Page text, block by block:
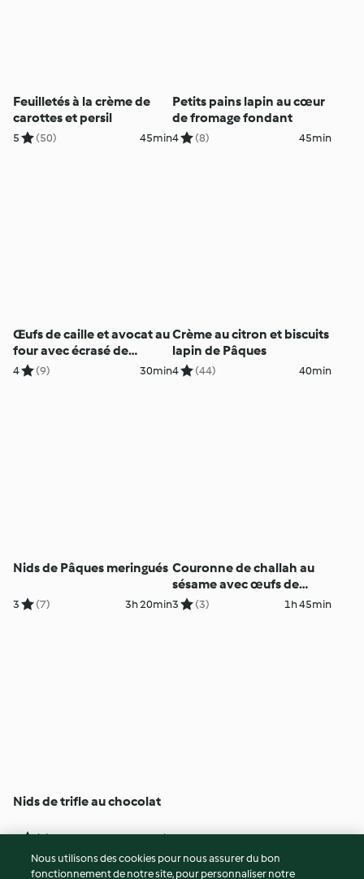
Feuilletés à la crème de
carottes et persil
5 (50) 45min
Petits pains lapin au cœur
de fromage fondant
4 (8) 45min
Œufs de caille et avocat au
four avec écrasé de
tomates et d'avocat
4 (9) 30min
Crème au citron et biscuits
lapin de Pâques
4 (44) 40min
Nids de Pâques meringués
3 (7) 3h 20min
Couronne de challah au
sésame avec œufs de
Pâques
3 (3) 1h 45min
Nids de trifle au chocolat
4 (3) 30min
Nous utilisons des cookies pour nous assurer du bon
fonctionnement de notre site, pour personnaliser notre